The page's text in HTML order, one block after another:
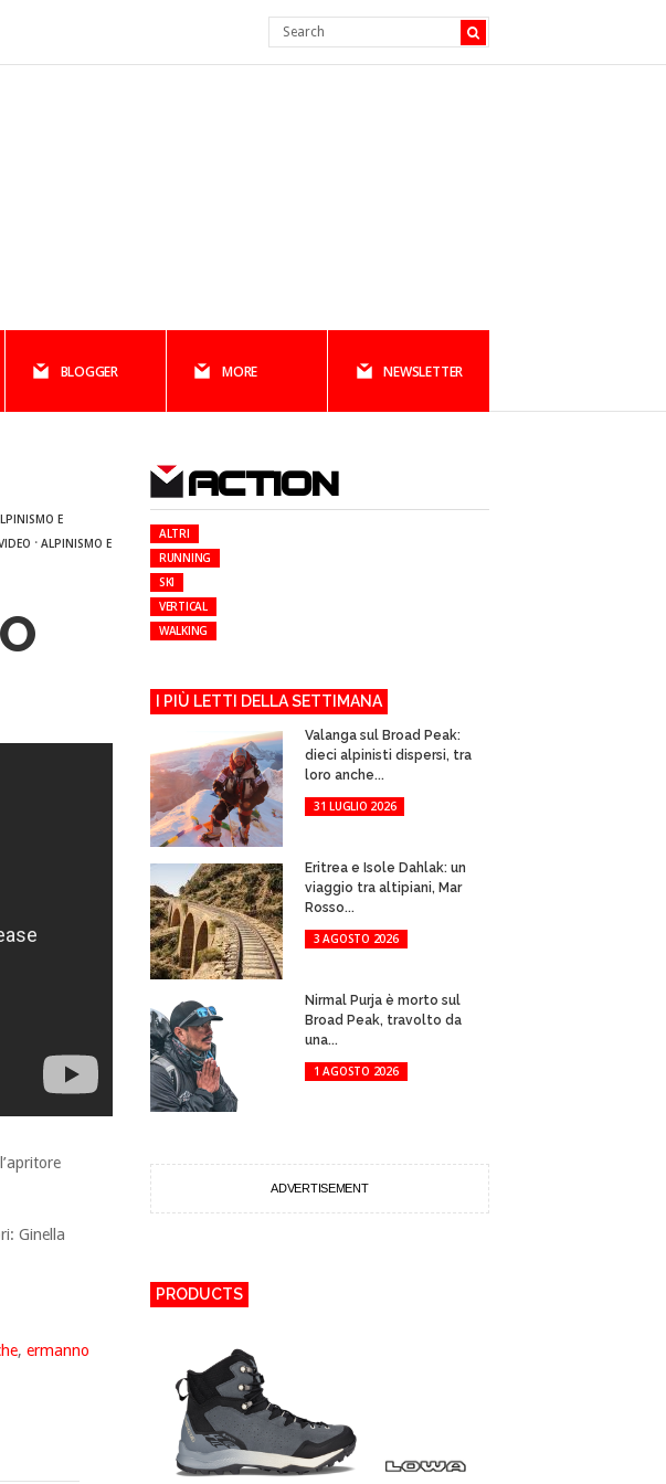
BLOGGER MORE NEWSLETTER
E
· ALPINISMO E
Ginella
, ermanno
ACTION
ALTRI
RUNNING
SKI
VERTICAL
WALKING
I PIÙ LETTI DELLA SETTIMANA
Valanga sul Broad Peak:
dieci alpinisti dispersi, tra
loro anche...
31 LUGLIO 2026
Eritrea e Isole Dahlak: un
viaggio tra altipiani, Mar
Rosso...
3 AGOSTO 2026
Nirmal Purja è morto sul
Broad Peak, travolto da
una...
1 AGOSTO 2026
ADVERTISEMENT
PRODUCTS